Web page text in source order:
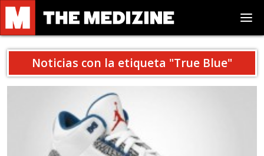
Noticias con la etiqueta "True Blue"